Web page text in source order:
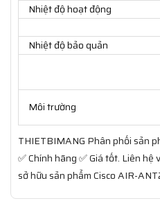
Nhiệt độ hoạt động
Nhiệt độ bảo quản
Môi trường
THIETBIMANG Phân phối sản
✅ Chính hãng ✅ Giá tốt. Liên
sở hữu sản phẩm Cisco AIR-